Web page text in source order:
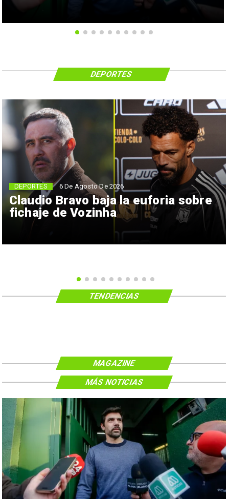
Claudio Bravo baja la euforia sobre
fichaje de Vozinha
DEPORTES 6 De Agosto De 2026
DEPORTES
TENDENCIAS
MAGAZINE
MÁS NOTICIAS